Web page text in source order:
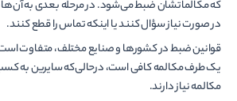
که مکالماتشان ضبط می­‌شود. در مرحله بعدی به
در صورت نیاز سؤال کنند یا این­که تماس را قطع کنند.
قوانین ضبط در کشورها و صنایع مختلف، متفاوت
یک طرف مکالمه کافی است، درحالی­‌که سایرین به
مکالمه نیاز دارند.